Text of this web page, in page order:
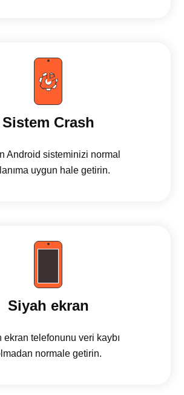
Sistem Crash
Android sisteminizi normal
uygun hale getirin.
Siyah ekran
ekran telefonunu veri kaybı
normale getirin.